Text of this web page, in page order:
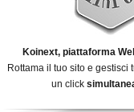
Koinext, piattaforma
Rottama il tuo sito e gestisci
un click